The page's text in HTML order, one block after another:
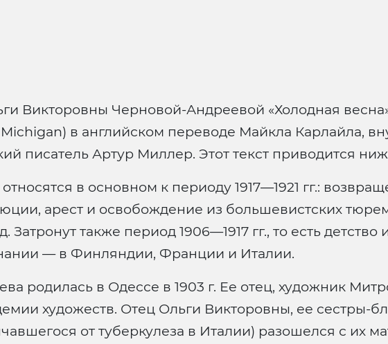
Викторовны Черновой-Андреевой «Холодная
в английском переводе Майкла Карлайла,
писатель Артур Миллер. Этот текст приводится
в основном к периоду 1917—1921 гг.:
арест и освобождение из большевистских
также период 1906—1917 гг., то есть
— в Финляндии, Франции и Италии.
родилась в Одессе в 1903 г. Ее отец, художник
художеств. Отец Ольги Викторовны, ее сестры-
от туберкулеза в Италии) разошелся с их